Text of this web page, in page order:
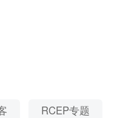
果想要获取更多数据或
RCEP专题